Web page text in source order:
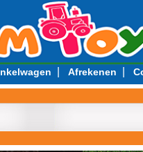
Afrekenen